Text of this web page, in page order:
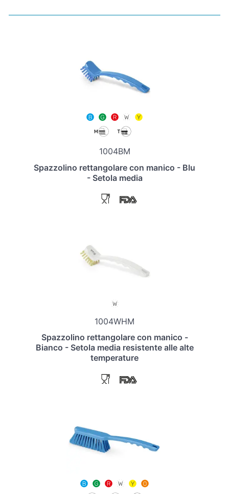
1004BM
Spazzolino rettangolare con manico - Blu
- Setola media
1004WHM
Spazzolino rettangolare con manico -
Bianco - Setola media resistente alle alte
temperature